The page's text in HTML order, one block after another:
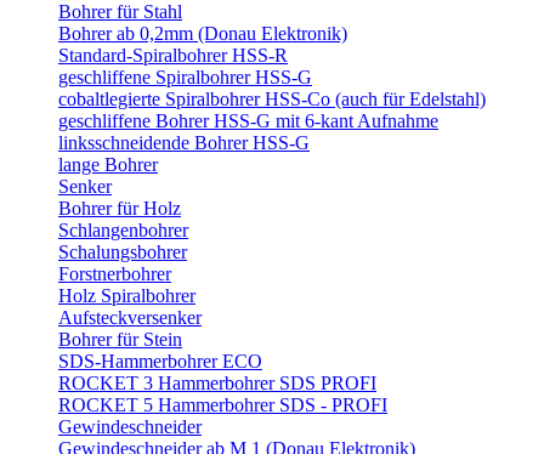
Bohrer für Stahl
Bohrer ab 0,2mm (Donau Elektronik)
Standard-Spiralbohrer HSS-R
geschliffene Spiralbohrer HSS-G
cobaltlegierte Spiralbohrer HSS-Co (auch für Edelstahl)
geschliffene Bohrer HSS-G mit 6-kant Aufnahme
linksschneidende Bohrer HSS-G
lange Bohrer
Senker
Bohrer für Holz
Schlangenbohrer
Schalungsbohrer
Forstnerbohrer
Holz Spiralbohrer
Aufsteckversenker
Bohrer für Stein
SDS-Hammerbohrer ECO
ROCKET 3 Hammerbohrer SDS PROFI
ROCKET 5 Hammerbohrer SDS - PROFI
Gewindeschneider
Gewindeschneider ab M 1 (Donau Elektronik)